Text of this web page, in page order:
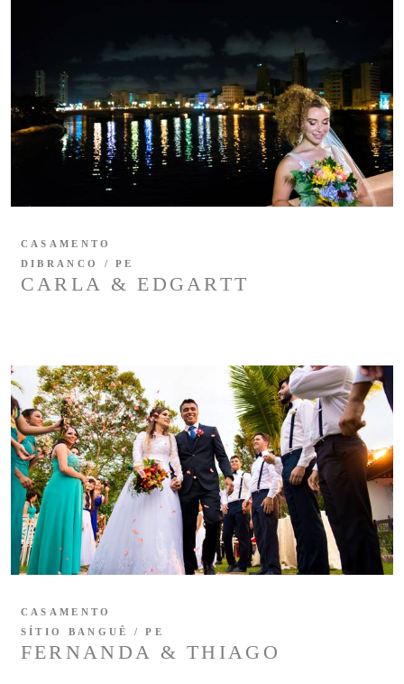
CARLA & EDGARTT
CASAMENTO
DIBRANCO / PE
FERNANDA & THIAGO
CASAMENTO
SÍTIO BANGUÊ / PE